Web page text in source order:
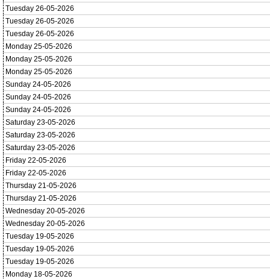
Tuesday 26-05-2026
Tuesday 26-05-2026
Tuesday 26-05-2026
Monday 25-05-2026
Monday 25-05-2026
Monday 25-05-2026
Sunday 24-05-2026
Sunday 24-05-2026
Sunday 24-05-2026
Saturday 23-05-2026
Saturday 23-05-2026
Saturday 23-05-2026
Friday 22-05-2026
Friday 22-05-2026
Thursday 21-05-2026
Thursday 21-05-2026
Wednesday 20-05-2026
Wednesday 20-05-2026
Tuesday 19-05-2026
Tuesday 19-05-2026
Tuesday 19-05-2026
Monday 18-05-2026